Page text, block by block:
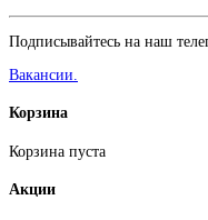
Подписывайтесь на наш
Вакансии.
Корзина
Корзина пуста
Акции